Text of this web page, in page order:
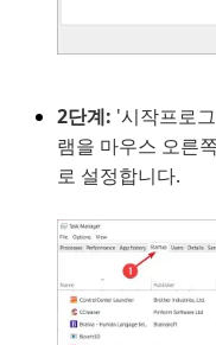
2단계: '시작프로
램을 마우스 오른
로 설정합니다.